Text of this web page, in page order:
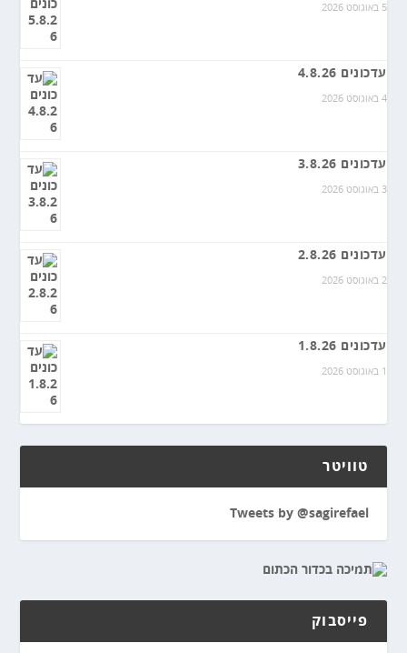
5 באוגוסט 2026
עדכונים 4.8.26
4 באוגוסט 2026
עדכונים 3.8.26
3 באוגוסט 2026
עדכונים 2.8.26
2 באוגוסט 2026
עדכונים 1.8.26
1 באוגוסט 2026
טוויטר
Tweets by @sagirefael
פייסבוק